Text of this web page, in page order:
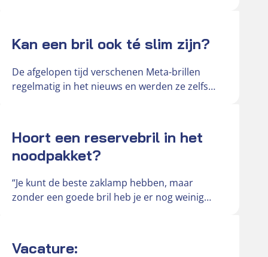
Kan een bril ook té slim zijn?
De afgelopen tijd verschenen Meta-brillen
regelmatig in het nieuws en werden ze zelfs
Hoort een reservebril in het
noodpakket?
“Je kunt de beste zaklamp hebben, maar
zonder een goede bril heb je er nog weinig
Vacature: